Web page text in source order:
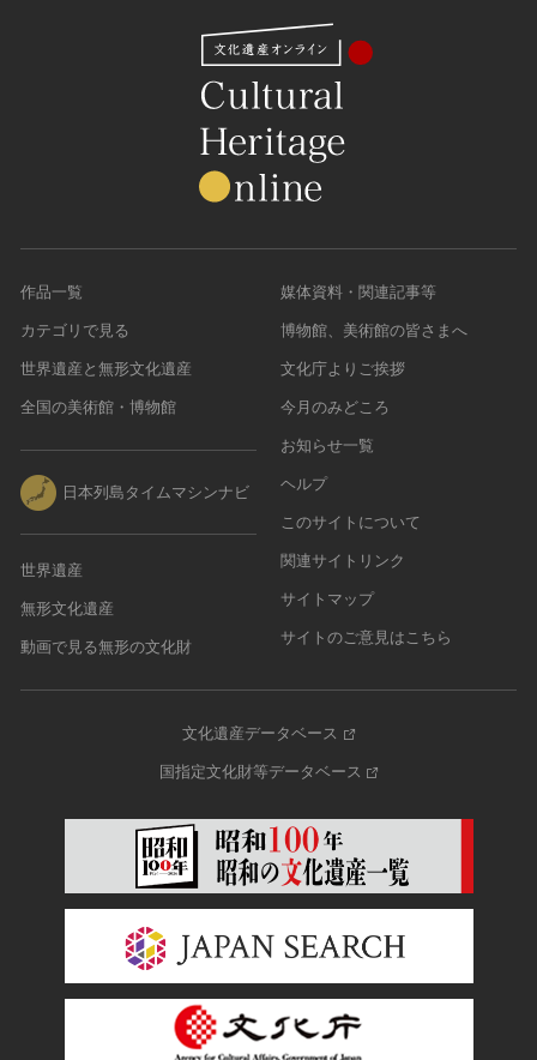
作品一覧
カテゴリで見る
世界遺産と無形文化遺産
全国の美術館・博物館
日本列島タイムマシンナビ
世界遺産
無形文化遺産
動画で見る無形の文化財
媒体資料・関連記事等
博物館、美術館の皆さまへ
文化庁よりご挨拶
今月のみどころ
お知らせ一覧
ヘルプ
このサイトについて
関連サイトリンク
サイトマップ
サイトのご意見はこちら
文化遺産データベース
国指定文化財等データベース